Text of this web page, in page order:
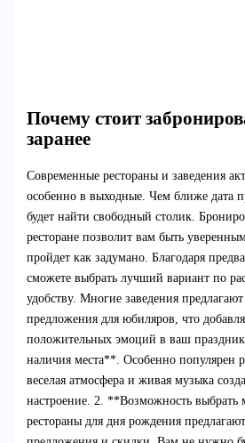
Почему стоит
заранее
Современные рестораны и заведения
особенно в выходные. Чем ближе дата
будет найти свободный столик.
ресторане позволит вам быть
пройдет как задумано. Благодаря
сможете выбрать лучший вариант по
удобству. Многие заведения
предложения для юбиляров, что
положительных эмоций в ваш
наличия места**. Особенно популярен
веселая атмосфера и живая музыка
настроение. 2. **Возможность
рестораны для дня рождения